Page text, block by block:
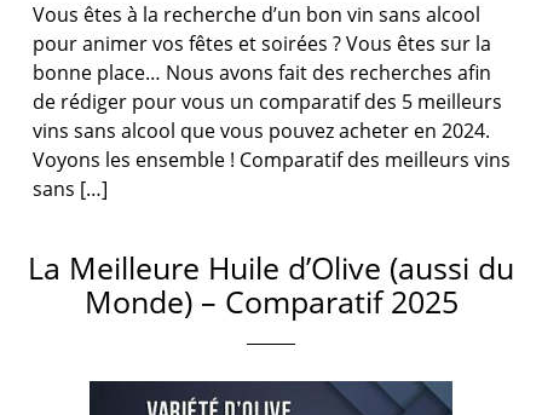
Vous êtes à la recherche d’un bon vin sans alcool
pour animer vos fêtes et soirées ? Vous êtes sur la
bonne place… Nous avons fait des recherches afin
de rédiger pour vous un comparatif des 5 meilleurs
vins sans alcool que vous pouvez acheter en 2024.
Voyons les ensemble ! Comparatif des meilleurs vins
sans […]
La Meilleure Huile d’Olive (aussi du
Monde) – Comparatif 2025